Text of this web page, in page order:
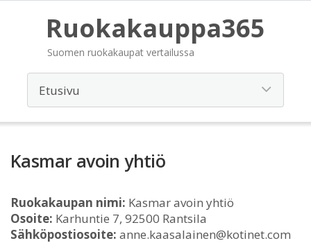
Ruokakauppa365
Suomen ruokakaupat vertailussa
Kasmar avoin yhtiö
Ruokakaupan nimi: Kasmar avoin yhtiö
Osoite: Karhuntie 7, 92500 Rantsila
Sähköpostiosoite: anne.kaasalainen@kotinet.com